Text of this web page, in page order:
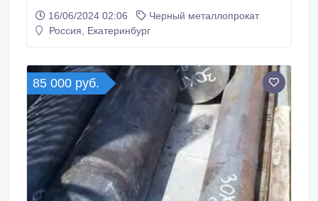
* Шестигранник 30ХМА 30 мм, остаток: 1, 067 т
ГОСТ 4543-2016 ГОСТ 2879-2206, 98000 руб. с НДС
цена: 98000 руб.
16/06/2024 02:06
Черный металлопрокат
Россия, Екатеринбург
85 000 руб.